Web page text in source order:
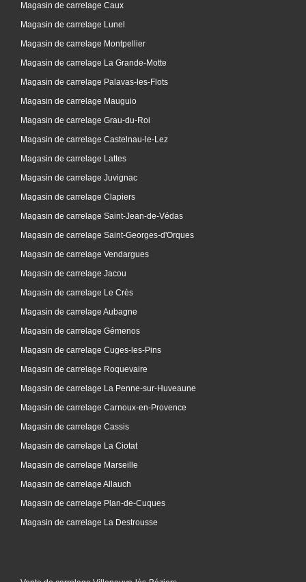
Magasin de carrelage Caux
Magasin de carrelage Lunel
Magasin de carrelage Montpellier
Magasin de carrelage La Grande-Motte
Magasin de carrelage Palavas-les-Flots
Magasin de carrelage Mauguio
Magasin de carrelage Grau-du-Roi
Magasin de carrelage Castelnau-le-Lez
Magasin de carrelage Lattes
Magasin de carrelage Juvignac
Magasin de carrelage Clapiers
Magasin de carrelage Saint-Jean-de-Védas
Magasin de carrelage Saint-Georges-d'Orques
Magasin de carrelage Vendargues
Magasin de carrelage Jacou
Magasin de carrelage Le Crès
Magasin de carrelage Aubagne
Magasin de carrelage Gémenos
Magasin de carrelage Cuges-les-Pins
Magasin de carrelage Roquevaire
Magasin de carrelage La Penne-sur-Huveaune
Magasin de carrelage Carnoux-en-Provence
Magasin de carrelage Cassis
Magasin de carrelage La Ciotat
Magasin de carrelage Marseille
Magasin de carrelage Allauch
Magasin de carrelage Plan-de-Cuques
Magasin de carrelage La Destrousse